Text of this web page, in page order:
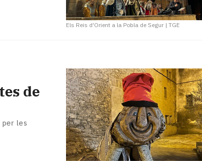
Els Reis d'Orient a la Pobla de Segur |TGE
de
per les